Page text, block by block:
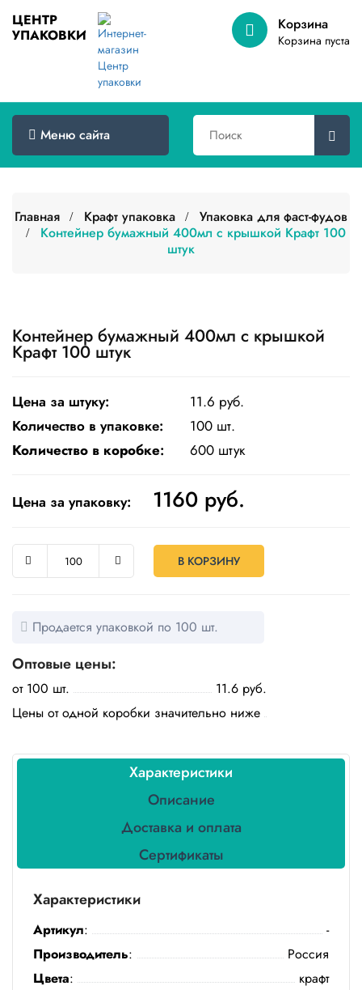
ЦЕНТР
УПАКОВКИ
Корзина
Корзина пуста
Меню сайта
Меню
Товары
оптом
Сертификаты
Категории
товаров
посуда
Крафт
упаковка
упаковка
Пакеты
кулинарии
и
Пленка
и скотч
химия
упаковка
Скатерти
коврики
Главная Крафт упаковка
Упаковка для фаст-фудов
Контейнер бумажный 400мл с крышкой Крафт 100
штук
Контейнер бумажный 400мл с крышкой
Крафт 100 штук
Цена за штуку:
11.6 руб.
Количество в упаковке:
100 шт.
Количество в коробке: 600 штук
Цена за упаковку: 1160 руб.
В КОРЗИНУ
Продается упаковкой по 100 шт.
Оптовые цены:
от 100 шт.
11.6 руб.
Цены от одной коробки значительно ниже
Характеристики
Описание
Доставка и оплата
Сертификаты
Характеристики
Артикул:
-
Производитель:
Россия
Цвета:
крафт